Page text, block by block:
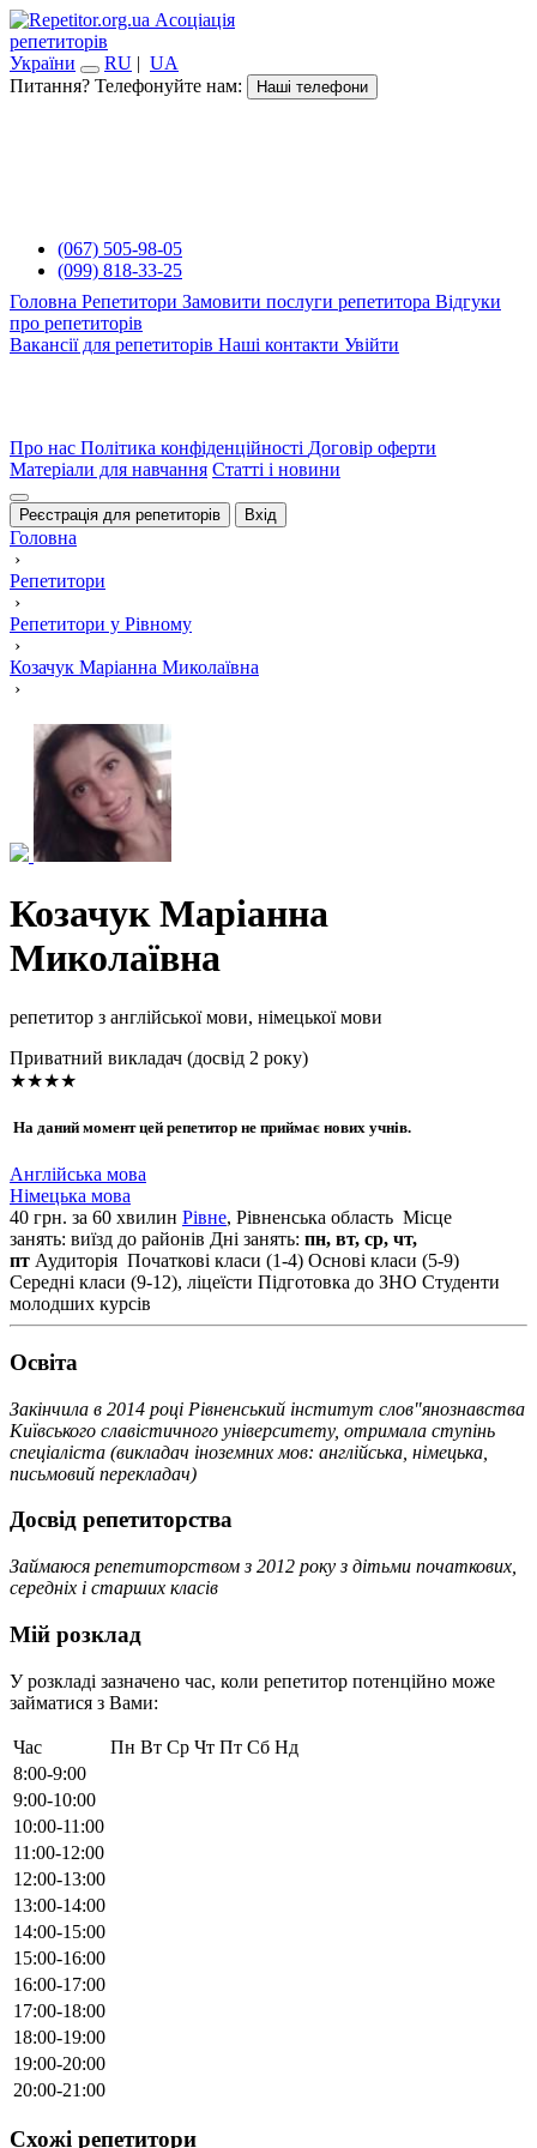
Асоціація
репетиторів
України
RU | UA
Питання? Телефонуйте нам:
Наші телефони
(067) 505-98-05
(099) 818-33-25
Головна Репетитори Замовити послуги репетитора Відгуки
про репетиторів
Вакансії для репетиторів Наші контакти Увійти
Про нас Політика конфіденційності Договір оферти
Матеріали для навчання Статті і новини
Реєстрація для репетиторів Вхід
Головна
›
Репетитори
›
Репетитори у Рівному
›
Козачук Маріанна Миколаївна
›
Козачук Маріанна
Миколаївна
репетитор з англійської мови, німецької мови
Приватний викладач (досвід 2 року)
★★★★
На даний момент цей репетитор не приймає нових учнів.
Англійська мова
Німецька мова
40 грн. за 60 хвилин Рівне, Рівненська область Місце
занять: виїзд до районів Дні занять: пн, вт, ср, чт,
пт Аудиторія Початкові класи (1-4) Основі класи (5-9)
Середні класи (9-12), ліцеїсти Підготовка до ЗНО Студенти
молодших курсів
Освiта
Закінчила в 2014 році Рівненський інститут слов"янознавства
Київського славістичного університету, отримала ступінь
спеціаліста (викладач іноземних мов: англійська, німецька,
письмовий перекладач)
Досвід репетиторства
Займаюся репетиторством з 2012 року з дітьми початкових,
середніх і старших класів
Мій розклад
У розкладі зазначено час, коли репетитор потенційно може
займатися з Вами:
Час Пн Вт Ср Чт Пт Сб Нд
8:00-9:00
9:00-10:00
10:00-11:00
11:00-12:00
12:00-13:00
13:00-14:00
14:00-15:00
15:00-16:00
16:00-17:00
17:00-18:00
18:00-19:00
19:00-20:00
20:00-21:00
Схожі репетитори